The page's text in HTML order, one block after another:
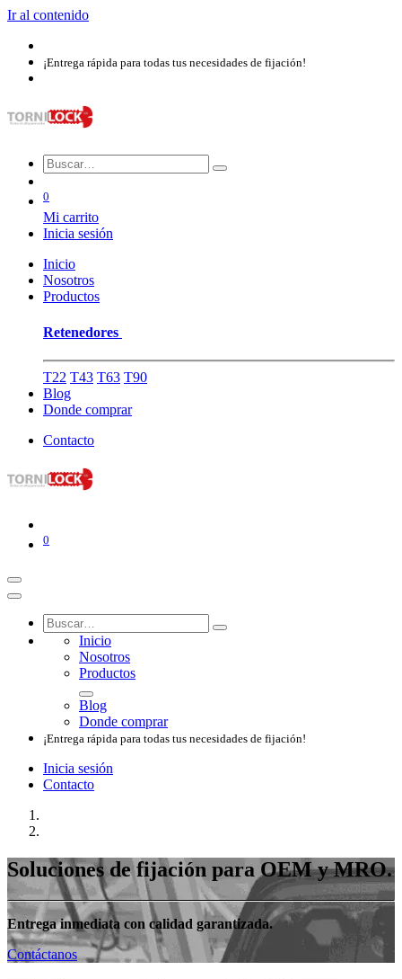
Ir al contenido
¡Entrega rápida para todas tus necesidades de fijación!
0
Mi carrito
Inicia sesión
Inicio
Nosotros​
Productos
Retenedores
T22 T43 T63 T90
Blog
Donde comprar
Contacto
0
Inicio
Nosotros​
Productos
Blog
Donde comprar
¡Entrega rápida para todas tus necesidades de fijación!
Inicia sesión
Contacto
Soluciones de fijación para OEM y MRO.
Entrega inmediata con calidad garantizada.
Contáctanos